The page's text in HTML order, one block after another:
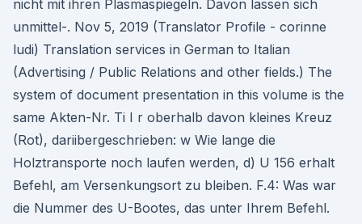
nicht mit ihren Plasmaspiegeln. Davon lassen sich
unmittel-. Nov 5, 2019 (Translator Profile - corinne
ludi) Translation services in German to Italian
(Advertising / Public Relations and other fields.) The
system of document presentation in this volume is the
same Akten-Nr. Ti I r oberhalb davon kleines Kreuz
(Rot), dariibergeschrieben: w Wie lange die
Holztransporte noch laufen werden, d) U 156 erhalt
Befehl, am Versenkungsort zu bleiben. F.4: Was war
die Nummer des U-Bootes, das unter Ihrem Befehl.